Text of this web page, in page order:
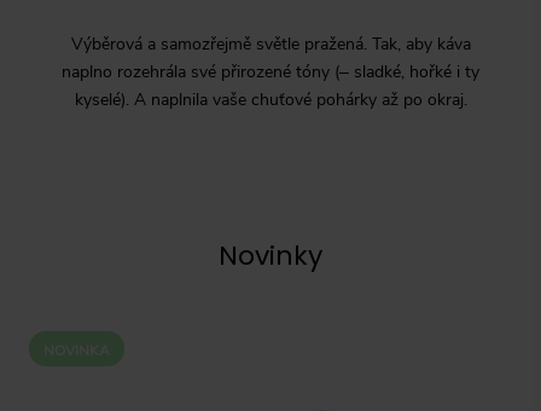
Výběrová a samozřejmě světle pražená. Tak, aby káva
naplno rozehrála své přirozené tóny (‒ sladké, hořké i ty
kyselé). A naplnila vaše chuťové pohárky až po okraj.
Novinky